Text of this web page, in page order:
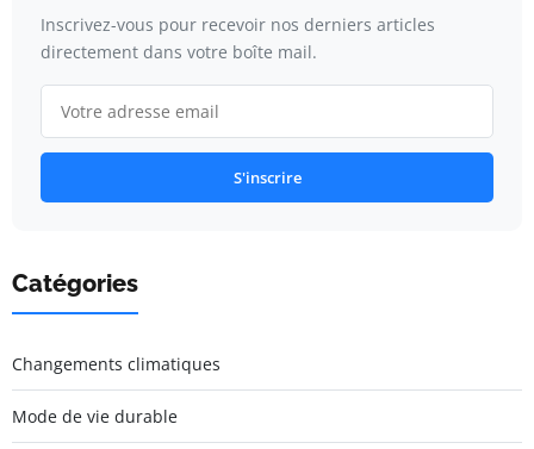
Inscrivez-vous pour recevoir nos derniers articles
directement dans votre boîte mail.
S'inscrire
Catégories
Changements climatiques
Mode de vie durable